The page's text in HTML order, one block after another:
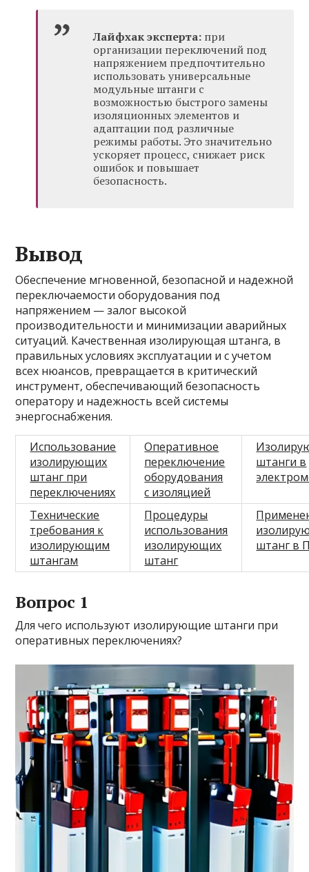
Лайфхак эксперта: при
организации переключений под
напряжением предпочтительно
использовать универсальные
модульные штанги с
возможностью быстрого замены
изоляционных элементов и
адаптации под различные
режимы работы. Это значительно
ускоряет процесс, снижает риск
ошибок и повышает
безопасность.
Вывод
Обеспечение мгновенной, безопасной и надежной
переключаемости оборудования под
напряжением — залог высокой
производительности и минимизации аварийных
ситуаций. Качественная изолирующая штанга, в
правильных условиях эксплуатации и с учетом
всех нюансов, превращается в критический
инструмент, обеспечивающий безопасность
оператору и надежность всей системы
энергоснабжения.
Использование
изолирующих
штанг при
переключениях
Оперативное
переключение
оборудования
с изоляцией
штанги в
Технические
требования к
изолирующим
штангам
Процедуры
использования
изолирующих
штанг
штанг в
Вопрос 1
Для чего используют изолирующие штанги при
оперативных переключениях?